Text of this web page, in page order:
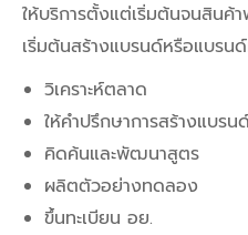
ให้บริการตั้งแต่เริ่มต้นจนสินค้
เริ่มต้นสร้างแบรนด์หรือแบรน
วิเคราะห์ตลาด
ให้คำปรึกษาการสร้างแบรน
คิดค้นและพัฒนาสูตร
ผลิตตัวอย่างทดลอง
ขึ้นทะเบียน อย.